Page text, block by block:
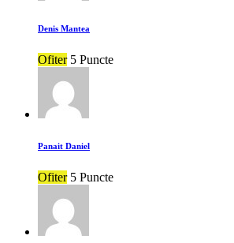
Denis Mantea
Ofiter 5 Puncte
Panait Daniel
Ofiter 5 Puncte